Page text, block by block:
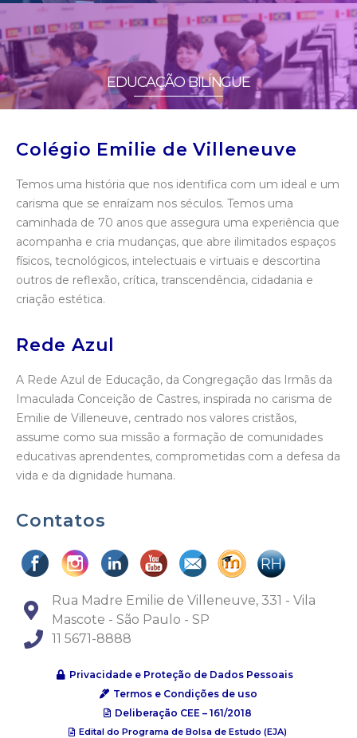
EDUCAÇÃO BILÍNGUE
Colégio Emilie de Villeneuve
Temos uma história que nos identifica com um ideal e um
carisma que se enraízam nos séculos. Temos uma
caminhada de 70 anos que assegura uma experiência que
acompanha e cria mudanças, que abre ilimitados espaços
físicos, tecnológicos, intelectuais e virtuais e descortina
outros de reflexão, crítica, transcendência, cidadania e
criação estética.
Rede Azul
A Rede Azul de Educação, da Congregação das Irmãs da
Imaculada Conceição de Castres, inspirada no carisma de
Emilie de Villeneuve, centrado nos valores cristãos,
assume como sua missão a formação de comunidades
educativas aprendentes, comprometidas com a defesa da
vida e da dignidade humana.
Contatos
Rua Madre Emilie de Villeneuve, 331 - Vila
Mascote - São Paulo - SP
11 5671-8888
Privacidade e Proteção de Dados Pessoais
Termos e Condições de uso
Deliberação CEE – 161/2018
Edital do Programa de Bolsa de Estudo (EJA)